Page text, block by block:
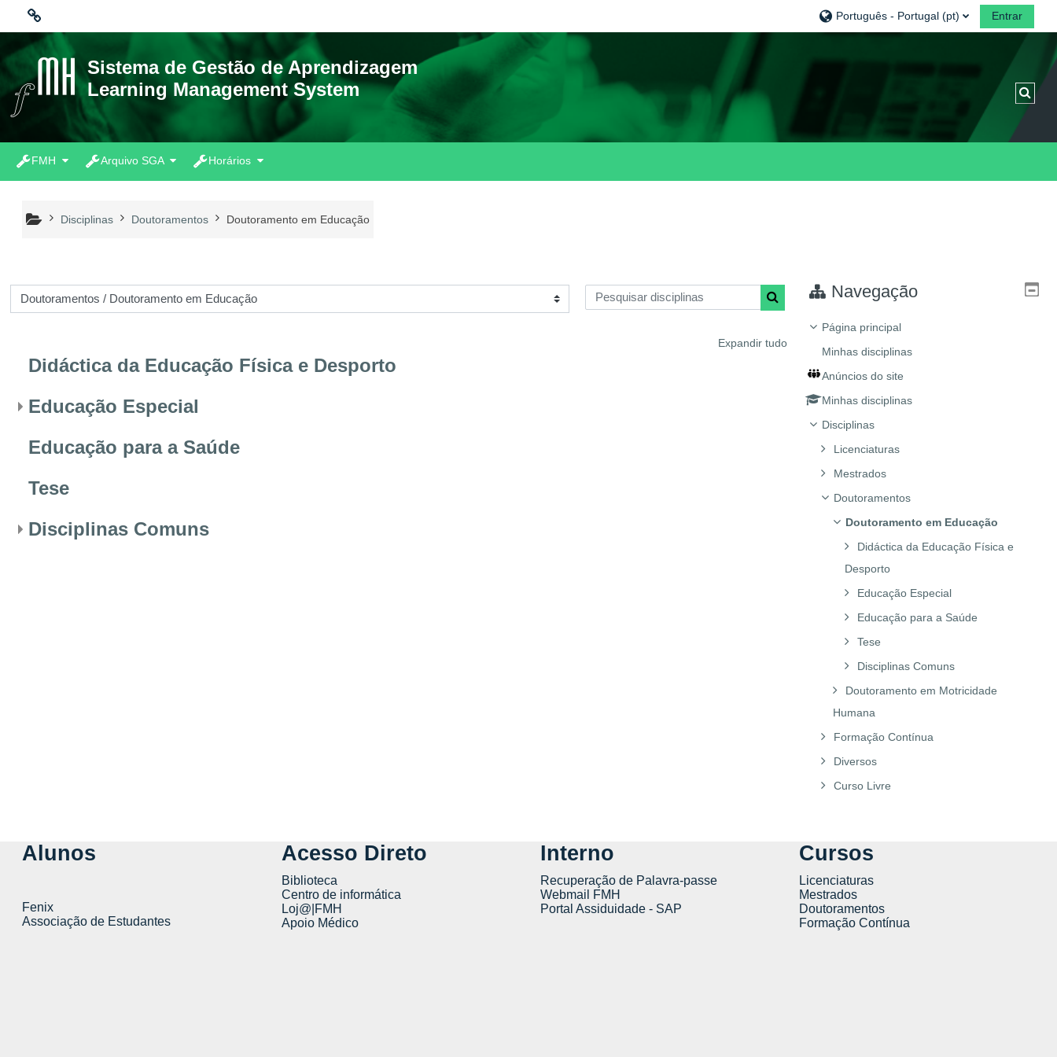
Ligações
Moodle community
Moodle.com
Português - Portugal ‎(pt)‎ Entrar
Sistema de Gestão de Aprendizagem
Learning Management System
FMH Arquivo SGA Horários
Disciplinas Doutoramentos Doutoramento em Educação
de disciplinas
Pesquisar disciplinas
Pesquisar disciplinas
Expandir tudo
Didáctica da Educação Física e Desporto
Educação Especial
Educação para a Saúde
Tese
Disciplinas Comuns
Navegação
Página principal
Minhas disciplinas
Anúncios do site
Minhas disciplinas
Disciplinas
Licenciaturas
Mestrados
Doutoramentos
Doutoramento em Educação
Didáctica da Educação Física e
Desporto
Educação Especial
Educação para a Saúde
Tese
Disciplinas Comuns
Doutoramento em Motricidade
Humana
Formação Contínua
Diversos
Curso Livre
Alunos
Fenix
Associação de Estudantes
Acesso Direto
Biblioteca
Centro de informática
Loj@|FMH
Apoio Médico
Interno
Recuperação de Palavra-passe
Webmail FMH
Portal Assiduidade - SAP
Cursos
Licenciaturas
Mestrados
Doutoramentos
Formação Contínua